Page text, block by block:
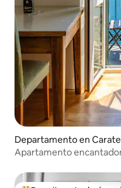
Departamento en
Apartamento